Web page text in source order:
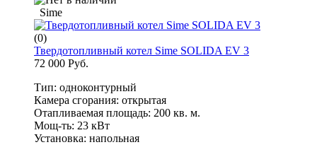
Sime
(0)
Твердотопливный котел Sime SOLIDA EV 3
72 000 Руб.
Тип: одноконтурный
Камера сгорания: открытая
Отапливаемая площадь: 200 кв. м.
Мощ-ть: 23 кВт
Установка: напольная